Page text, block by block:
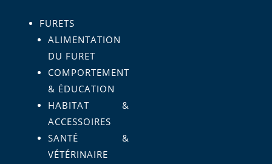
FURETS
ALIMENTATION
DU FURET
COMPORTEMENT
& ÉDUCATION
HABITAT &
ACCESSOIRES
SANTÉ &
VÉTÉRINAIRE